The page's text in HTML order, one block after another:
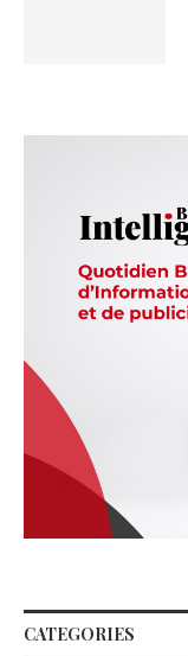
CATEGORIES